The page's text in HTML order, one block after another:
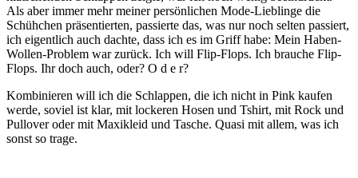
Als aber immer mehr meiner persönlichen Mode-Lieblinge die
Schühchen präsentierten, passierte das, was nur noch selten passiert,
ich eigentlich auch dachte, dass ich es im Griff habe: Mein Haben-
Wollen-Problem war zurück. Ich will Flip-Flops. Ich brauche Flip-
Flops. Ihr doch auch, oder? O d e r?
Kombinieren will ich die Schlappen, die ich nicht in Pink kaufen
werde, soviel ist klar, mit lockeren Hosen und Tshirt, mit Rock und
Pullover oder mit Maxikleid und Tasche. Quasi mit allem, was ich
sonst so trage.